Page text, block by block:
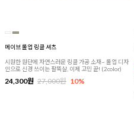
메이브 롤업 링클 셔츠
시원한 원단에 자연스러운 링클 가공 소재~ 롤업 디자
인으로 신경 쓰이는 팔뚝살, 이제 고민 끝! (2color)
24,300원 27,000원 10%